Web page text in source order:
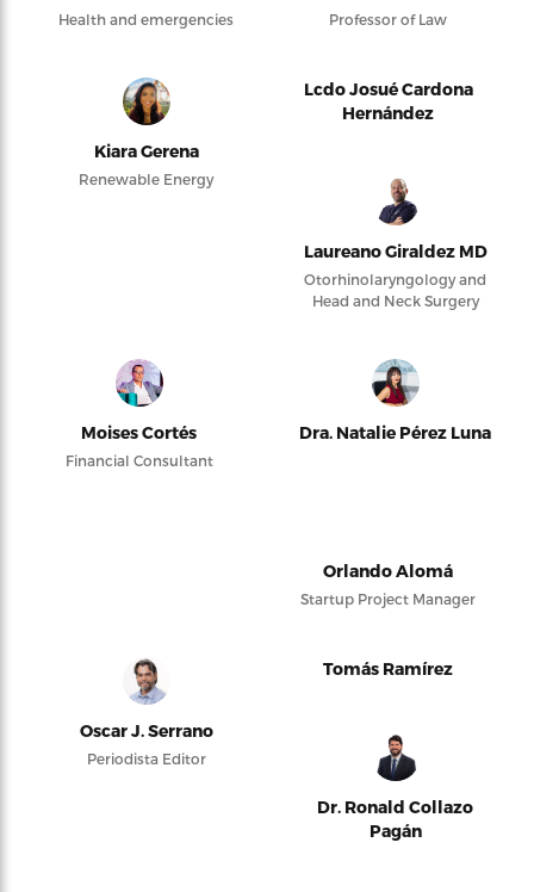
Health and emergencies Professor of Law
Kiara Gerena
Renewable Energy
Lcdo Josué Cardona
Hernández
Laureano Giraldez MD
Otorhinolaryngology and
Head and Neck Surgery
Moises Cortés
Financial Consultant
Dra. Natalie Pérez Luna
Orlando Alomá
Startup Project Manager
Oscar J. Serrano
Periodista Editor
Tomás Ramírez
Dr. Ronald Collazo
Pagán